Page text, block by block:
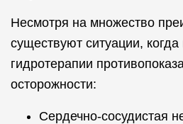
Несмотря на множество
существуют ситуации,
гидротерапии
осторожности:
Сердечно-сосудистая